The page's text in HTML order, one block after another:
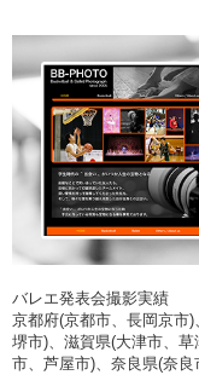
バレエ発表会撮影実績
京都府(京都市、長岡京市)
堺市)、滋賀県(大津市、
市、芦屋市)、奈良県(奈